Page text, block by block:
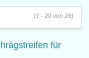
(1 - 20 von 26)
für